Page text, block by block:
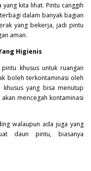
kita lihat. Pintu canggih
dalam banyak bagian
yang bekerja, jadi pintu
aman.
Higienis
khusus untuk ruangan
boleh terkontaminasi oleh
yang bisa menutup
mencegah kontaminasi
walaupun ada juga yang
daun pintu, biasanya